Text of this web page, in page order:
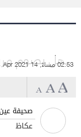
هل يصوم02:53 مساءً, 14 Apr 2021
صحيفة
عكاظ